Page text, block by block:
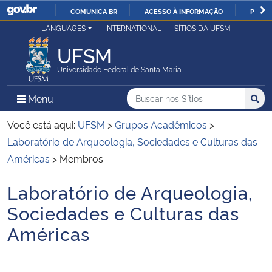
IR
COMUNICA BR ACESSO À INFORMAÇÃO
Ministério da Justiça e Segurança Pública
Ministério da Defesa
Ministério das Relações Exteriores
Ministério da Economia
Ministério da Infraestrutura
Ministério da Agricultura, Pecuária e Abastecimento
LANGUAGES INTERNATIONAL SÍTIOS DA UFSM
UFSM
Universidade Federal de Santa Maria
Menu Menu Principal do Sítio
Busca
Buscar no nos Sítios
Busca:
Você está aqui: UFSM >Grupos Acadêmicos >
Laboratório de Arqueologia, Sociedades e Culturas das
Américas > Membros
Início do conteúdo
Laboratório de Arqueologia,
Sociedades e Culturas das
Américas